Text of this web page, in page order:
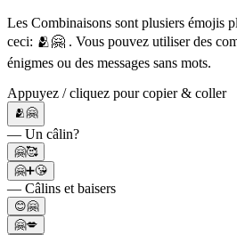
Les Combinaisons sont plusiers émojis
ceci: 🫂🤗 . Vous pouvez utiliser des
énigmes ou des messages sans mots.
Appuyez / cliquez pour copier & coller
🫂🤗
— Un câlin?
🤗🥰
🤗➕😘
— Câlins et baisers
😊🤗
🤗💋